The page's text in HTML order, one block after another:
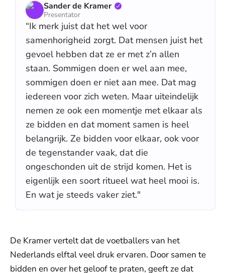
Sander de Kramer
Presentator
“Ik merk juist dat het wel voor
samenhorigheid zorgt. Dat mensen juist het
gevoel hebben dat ze er met z’n allen
staan. Sommigen doen er wel aan mee,
sommigen doen er niet aan mee. Dat mag
iedereen voor zich weten. Maar uiteindelijk
nemen ze ook een momentje met elkaar als
ze bidden en dat moment samen is heel
belangrijk. Ze bidden voor elkaar, ook voor
de tegenstander vaak, dat die
ongeschonden uit de strijd komen. Het is
eigenlijk een soort ritueel wat heel mooi is.
En wat je steeds vaker ziet."
De Kramer vertelt dat de voetballers van het
Nederlands elftal veel druk ervaren. Door samen te
bidden en over het geloof te praten, geeft ze dat